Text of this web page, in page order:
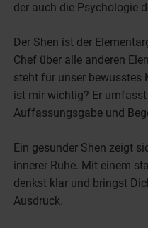
der auch die Psychologie
Der Shen ist der
Chef über alle anderen
steht für unser bewusstes
ist mir wichtig? Er
Auffassungsgabe und
Ein gesunder Shen zeigt
innerer Ruhe. Mit einem
denkst klar und bringst
Ausdruck.